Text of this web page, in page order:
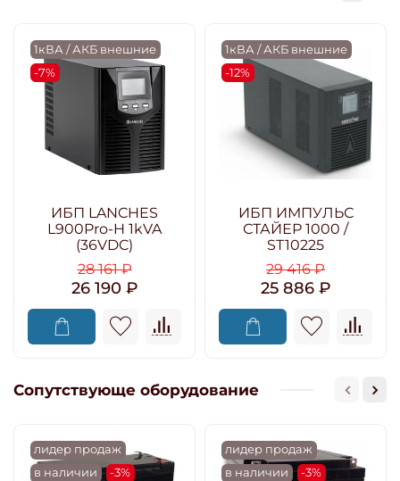
1кВА / АКБ внешние
-7%
ИБП LANCHES
L900Pro-H 1kVA
(36VDC)
28 161 ₽
26 190 ₽
1кВА / АКБ внешние
-12%
ИБП ИМПУЛЬС
СТАЙЕР 1000 /
ST10225
29 416 ₽
25 886 ₽
Сопутствующе оборудование
лидер продаж
в наличии
-3%
лидер продаж
в наличии
-3%